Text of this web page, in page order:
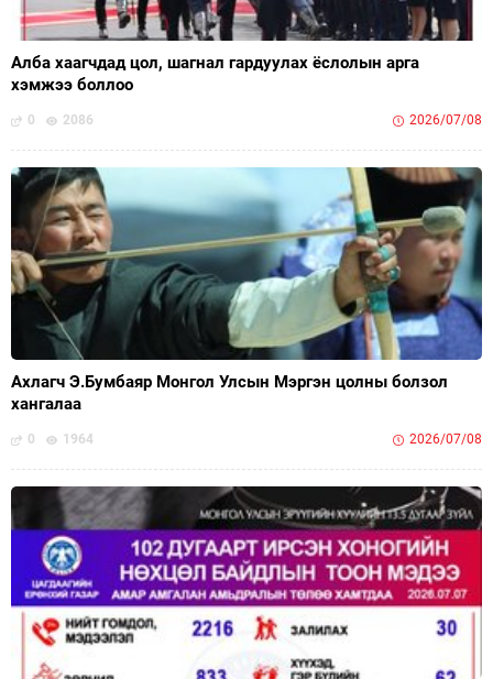
Алба хаагчдад цол, шагнал гардуулах ёслолын арга
хэмжээ боллоо
0 2086 2026/07/08
Ахлагч Э.Бумбаяр Монгол Улсын Мэргэн цолны болзол
хангалаа
0 1964 2026/07/08